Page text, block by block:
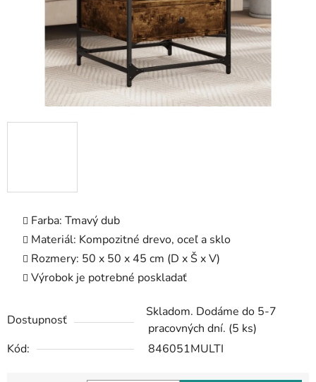
Farba: Tmavý dub
Materiál: Kompozitné drevo, oceľ a sklo
Rozmery: 50 x 50 x 45 cm (D x Š x V)
Výrobok je potrebné poskladať
Dostupnosť
Skladom. Dodáme do 5-7
pracovných dní. (5 ks)
Kód:
846051MULTI